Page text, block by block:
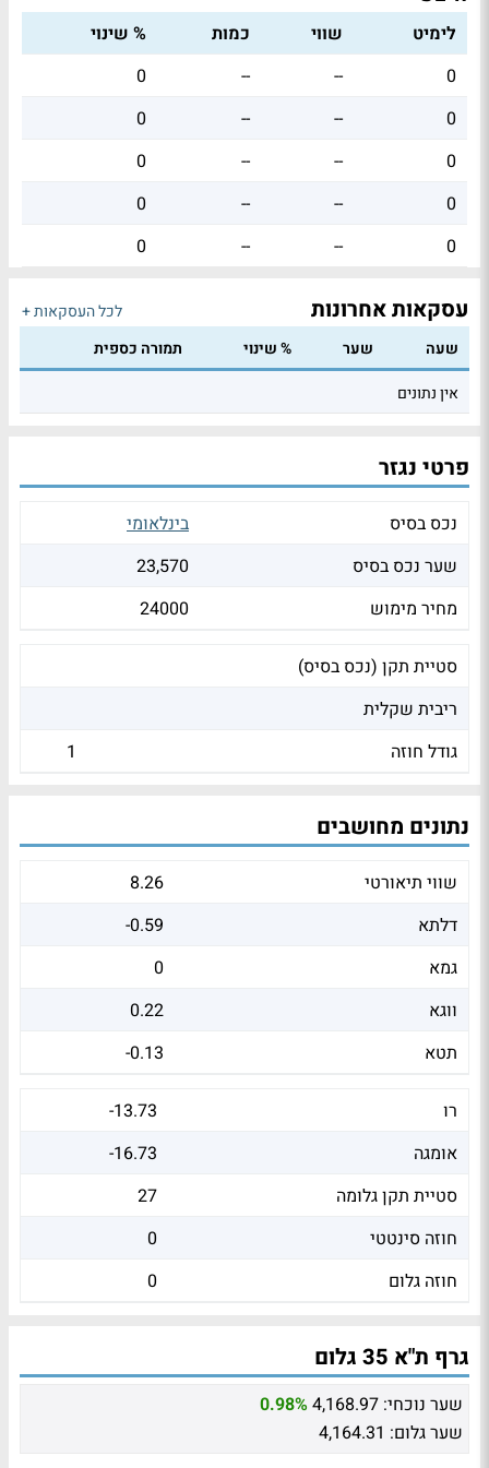
לימיט שווי כמות
% שינוי
0
--
--
0
0
--
--
0
0
--
--
0
0
--
--
0
0
--
--
0
עסקאות אחרונות
לכל העסקאות +
שעה
שער % שינוי
תמורה כספית
אין נתונים
פרטי נגזר
נכס בסיס
בינלאומי
שער נכס בסיס
23,570
מחיר מימוש
24000
סטיית תקן (נכס בסיס)
ריבית שקלית
גודל חוזה
1
נתונים מחושבים
שווי תיאורטי
8.26
דלתא
-0.59
גמא
0
ווגא
0.22
תטא
-0.13
רו
-13.73
אומגה
-16.73
סטיית תקן גלומה
27
חוזה סינטטי
0
חוזה גלום
0
גרף ת"א 35 גלום
שער נוכחי: 4,168.97
0.98%
שער גלום: 4,164.31